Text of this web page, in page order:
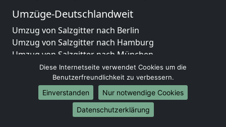
Umzüge-Deutschlandweit
Umzug von Salzgitter nach Berlin
Umzug von Salzgitter nach Hamburg
Umzug von Salzgitter nach München
Umzug von Salzgitter nach Köln
Umzug von Salzgitter nach Frankfurt am Main
Umzug von Salzgitter nach Stuttgart
Umzug von Salzgitter nach Düsseldorf
Umzug von Salzgitter nach Leipzig
Diese Internetseite verwendet Cookies um die
Benutzerfreundlichkeit zu verbessern.
Einverstanden
Nur notwendige Cookies
Datenschutzerklärung